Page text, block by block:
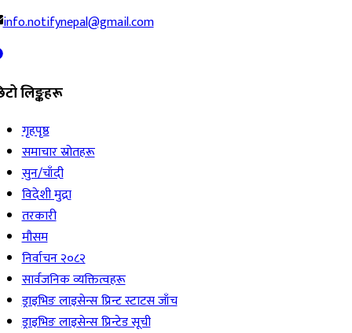
info.notifynepal@gmail.com
लिङ्कहरू
गृहपृष्ठ
समाचार स्रोतहरू
सुन/चाँदी
विदेशी मुद्रा
तरकारी
मौसम
निर्वाचन २०८२
सार्वजनिक व्यक्तित्वहरू
ड्राइभिङ लाइसेन्स प्रिन्ट स्टाटस जाँच
ड्राइभिङ लाइसेन्स प्रिन्टेड सूची